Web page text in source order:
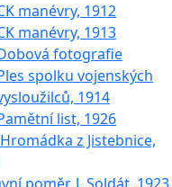
manévry, 1912
manévry, 1913
fotografie
spolku vojenských
1914
list, 1926
z Jistebnice,